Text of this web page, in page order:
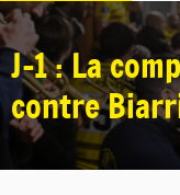
J-1 : La
contre